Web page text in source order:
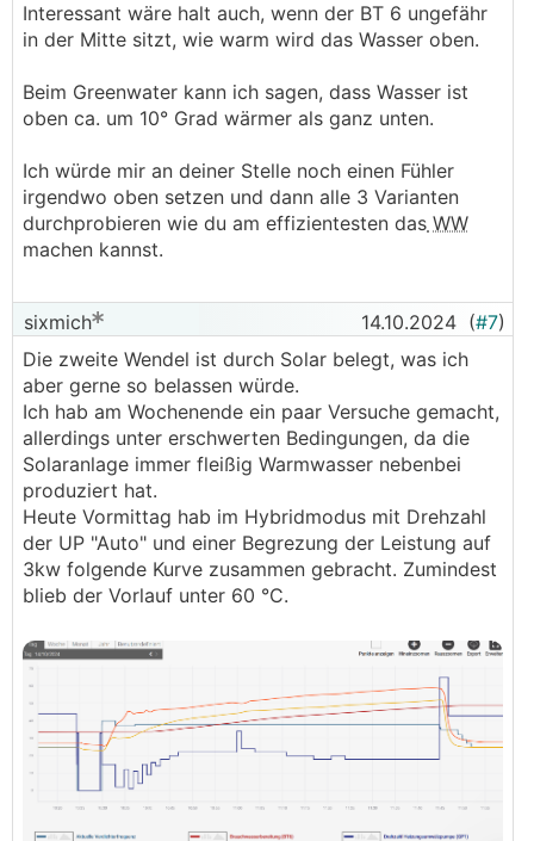
Interessant wäre halt auch, wenn der BT 6 ungefähr
in der Mitte sitzt, wie warm wird das Wasser oben.
Beim Greenwater kann ich sagen, dass Wasser ist
oben ca. um 10° Grad wärmer als ganz unten.
Ich würde mir an deiner Stelle noch einen Fühler
irgendwo oben setzen und dann alle 3 Varianten
durchprobieren wie du am effizientesten das WW
machen kannst.
sixmich 14.10.2024 (#7)
Die zweite Wendel ist durch Solar belegt, was ich
aber gerne so belassen würde.
Ich hab am Wochenende ein paar Versuche gemacht,
allerdings unter erschwerten Bedingungen, da die
Solaranlage immer fleißig Warmwasser nebenbei
produziert hat.
Heute Vormittag hab im Hybridmodus mit Drehzahl
der UP "Auto" und einer Begrezung der Leistung auf
3kw folgende Kurve zusammen gebracht. Zumindest
blieb der Vorlauf unter 60 °C.